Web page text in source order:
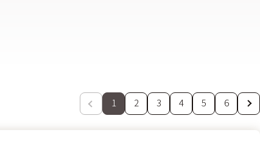
1 2 3 4 5 6